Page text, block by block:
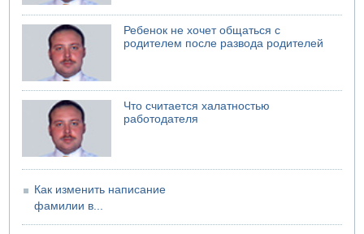
И еще иранские агенты
06.08.2026 13:13
Арестованы двое подозреваемых в стрельбе по
электрической компании
06.08.2026 13:07
Возле Кирьят-Арбы пожар на местности
06.08.2026 12:06
США не будут давить на Израиль в вопросе Ливана
06.08.2026 11:41
Ребенок не хочет общаться с
родителем после развода родителей
Что считается халатностью
работодателя
Как изменить написание
фамилии в...